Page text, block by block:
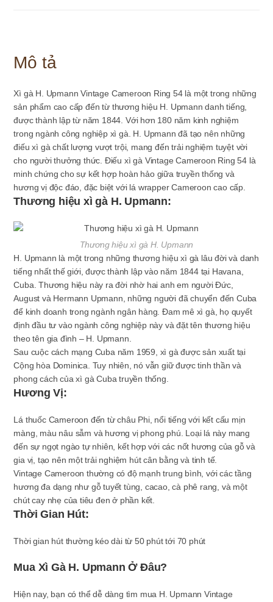
Mô tả
Xì gà H. Upmann Vintage Cameroon Ring 54 là một trong những
sản phẩm cao cấp đến từ thương hiệu H. Upmann danh tiếng,
được thành lập từ năm 1844. Với hơn 180 năm kinh nghiệm
trong ngành công nghiệp xì gà. H. Upmann đã tạo nên những
điếu xì gà chất lượng vượt trội, mang đến trải nghiệm tuyệt vời
cho người thưởng thức. Điếu xì gà Vintage Cameroon Ring 54 là
minh chứng cho sự kết hợp hoàn hảo giữa truyền thống và
hương vị độc đáo, đặc biệt với lá wrapper Cameroon cao cấp.
Thương hiệu xì gà H. Upmann:
Thương hiệu xì gà H. Upmann
H. Upmann là một trong những thương hiệu xì gà lâu đời và danh
tiếng nhất thế giới, được thành lập vào năm 1844 tại Havana,
Cuba. Thương hiệu này ra đời nhờ hai anh em người Đức,
August và Hermann Upmann, những người đã chuyển đến Cuba
để kinh doanh trong ngành ngân hàng. Đam mê xì gà, họ quyết
định đầu tư vào ngành công nghiệp này và đặt tên thương hiệu
theo tên gia đình – H. Upmann.
Sau cuộc cách mạng Cuba năm 1959, xì gà được sản xuất tại
Cộng hòa Dominica. Tuy nhiên, nó vẫn giữ được tinh thần và
phong cách của xì gà Cuba truyền thống.
Hương Vị:
Lá thuốc Cameroon đến từ châu Phi, nổi tiếng với kết cấu mịn
màng, màu nâu sẫm và hương vị phong phú. Loại lá này mang
đến sự ngọt ngào tự nhiên, kết hợp với các nốt hương của gỗ và
gia vị, tạo nên một trải nghiệm hút cân bằng và tinh tế.
Vintage Cameroon thường có độ mạnh trung bình, với các tầng
hương đa dạng như gỗ tuyết tùng, cacao, cà phê rang, và một
chút cay nhẹ của tiêu đen ở phần kết.
Thời Gian Hút:
Thời gian hút thường kéo dài từ 50 phút tới 70 phút
Mua Xì Gà H. Upmann Ở Đâu?
Hiện nay, bạn có thể dễ dàng tìm mua H. Upmann Vintage